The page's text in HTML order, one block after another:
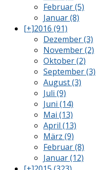
Februar (5)
Januar (8)
[+]2016 (91)
Dezember (3)
November (2)
Oktober (2)
September (3)
August (3)
Juli (9)
Juni (14)
Mai (13)
April (13)
März (9)
Februar (8)
Januar (12)